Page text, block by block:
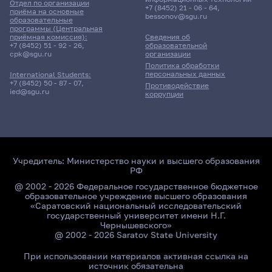
Д/о
16 корпус, 412 комната
18 марта 2026 г. 15:35
Зачет
Психологическая
233гр., Факультет ППиСО
Д/о
16 корпус, 412 комната
18 мая 2026 г. 17:20
Психодиагностика
Отдел по организации
приёма на основные
образовательные
программы (Центральная
приёмная комиссия):
+7 (8452) 51 - 92 - 26,
cpk@sgu.ru
International Students:
+7 (8452) 50 - 87 - 07,
ied@sgu.ru
Сведения об
образовательной
организации
Политика обработки
персональных данных
Противодействие
коррупции
+7 (8452) 21 - 06 - 64,
bessonov@sgu.ru
Учредитель: Министерство науки и высшего образования
РФ
@ 2002 - 2026 Федеральное государственное бюджетное
образовательное учреждение высшего образования
«Саратовский национальный исследовательский
государственный университет имени Н.Г.
Чернышевского»
@ 2002 - 2026 Saratov State University
При использовании материалов активная ссылка на
источник обязательна